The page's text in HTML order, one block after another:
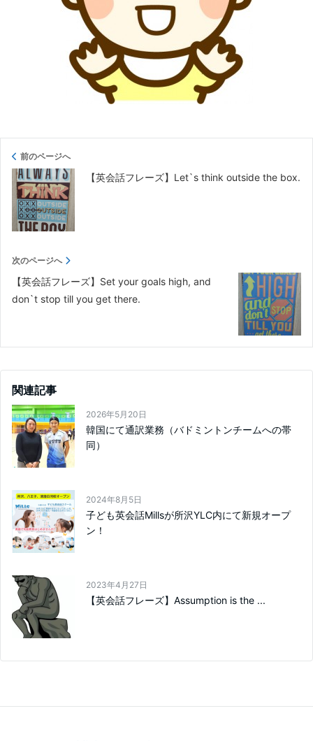
前のページへ
【英会話フレーズ】Let`s think outside the box.
次のページへ
【英会話フレーズ】Set your goals high, and
don`t stop till you get there.
関連記事
2026年5月20日
韓国にて通訳業務（バドミントンチームへの帯
同）
2024年8月5日
子ども英会話Millsが所沢YLC内にて新規オープ
ン！
2023年4月27日
【英会話フレーズ】Assumption is the ...